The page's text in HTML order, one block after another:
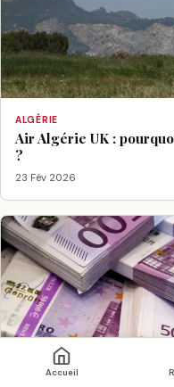
ALGÉRIE
Air Algérie UK :
?
23 Fév 2026
Accueil